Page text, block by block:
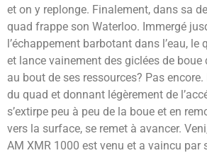
et on y replonge. Finalement, dans sa
quad frappe son Waterloo. Immergé
l’échappement barbotant dans l’eau, le
et lance vainement des giclées de boue
au bout de ses ressources? Pas
du quad et donnant légèrement de
s’extirpe peu à peu de la boue et en
vers la surface, se remet à avancer.
AM XMR 1000 est venu et a vaincu par